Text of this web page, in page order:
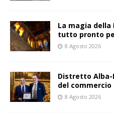
La magia
tutto pronto
8 Agosto 2026
Distretto Alba-
del commercio
8 Agosto 2026